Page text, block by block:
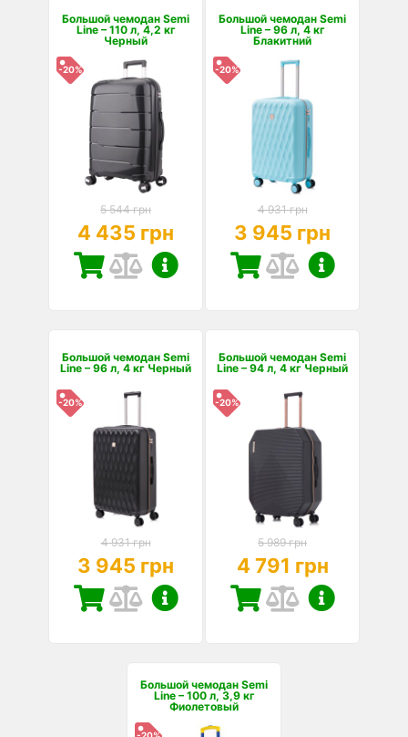
Большой чемодан Semi
Line – 110 л, 4,2 кг
Черный
-20%
5 544 грн
4 435 грн
Большой чемодан Semi
Line – 96 л, 4 кг
Блакитний
-20%
4 931 грн
3 945 грн
Большой чемодан Semi
Line – 96 л, 4 кг Черный
-20%
4 931 грн
3 945 грн
Большой чемодан Semi
Line – 94 л, 4 кг Черный
-20%
5 989 грн
4 791 грн
Большой чемодан Semi
Line – 100 л, 3,9 кг
Фиолетовый